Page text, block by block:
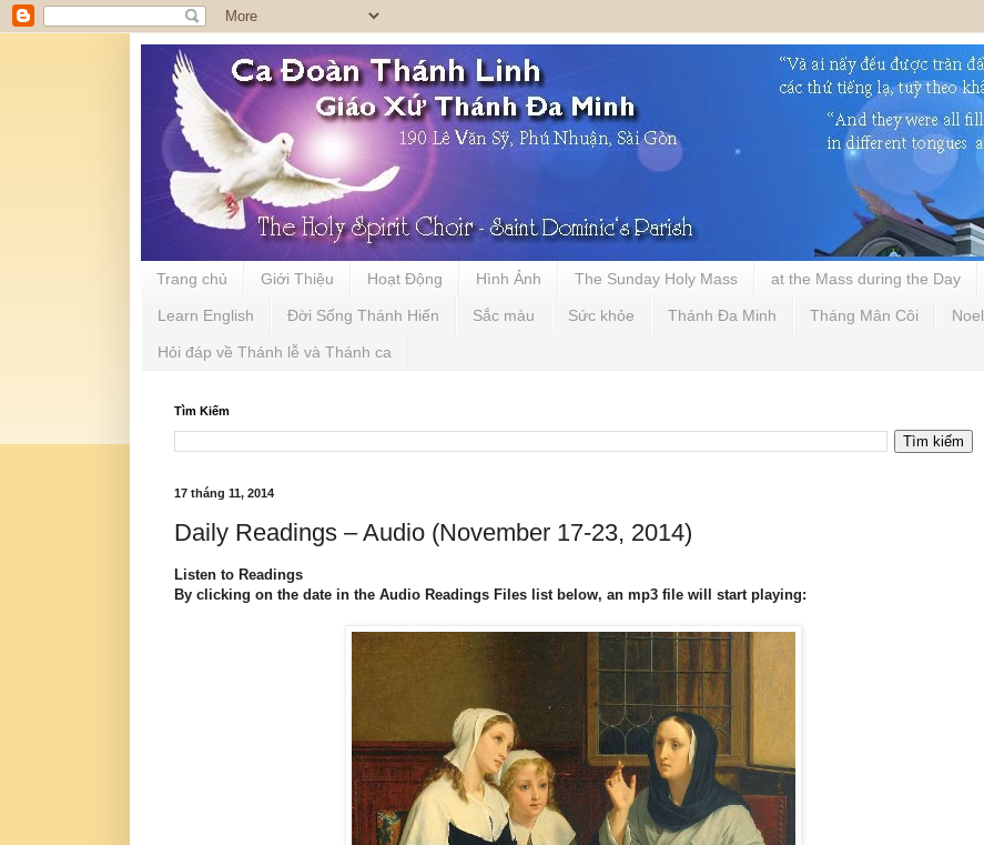
Trang chủ Giới Thiệu Hoạt Động Hình Ảnh The Sunday Holy Mass at the Mass during the Day
Learn English Đời Sống Thánh Hiến Sắc màu Sức khỏe Thánh Đa Minh Tháng Mân Côi Noel
Hỏi đáp về Thánh lễ và Thánh ca
Tìm Kiếm
17 tháng 11, 2014
Daily Readings – Audio (November 17-23, 2014)
Listen to Readings
By clicking on the date in the Audio Readings Files list below, an mp3 file will start playing: